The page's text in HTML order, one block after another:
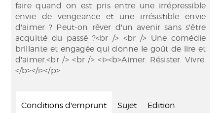
faire quand on est pris entre une irrépressible
envie de vengeance et une irrésistible envie
d'aimer ? Peut-on rêver d'un avenir sans s'être
acquitté du passé ?<br /> <br /> Une comédie
brillante et engagée qui donne le goût de lire et
d'aimer.<br /> <br /> <i><b>Aimer. Résister. Vivre.
</b></i></p>
Conditions d'emprunt Sujet Edition